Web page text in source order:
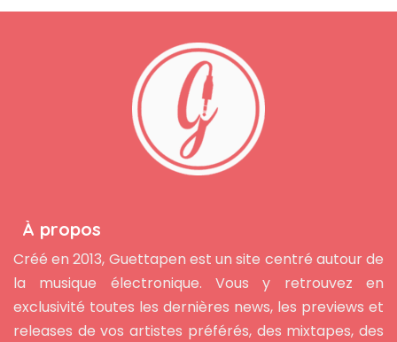
À propos
Créé en 2013, Guettapen est un site centré autour de
la musique électronique. Vous y retrouvez en
exclusivité toutes les dernières news, les previews et
releases de vos artistes préférés, des mixtapes, des